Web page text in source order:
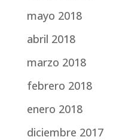
mayo 2018
abril 2018
marzo 2018
febrero 2018
enero 2018
diciembre 2017